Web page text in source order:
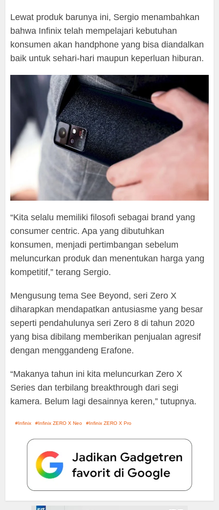
Lewat produk barunya ini, Sergio menambahkan
bahwa Infinix telah mempelajari kebutuhan
konsumen akan handphone yang bisa diandalkan
baik untuk sehari-hari maupun keperluan hiburan.
“Kita selalu memiliki filosofi sebagai brand yang
consumer centric. Apa yang dibutuhkan
konsumen, menjadi pertimbangan sebelum
meluncurkan produk dan menentukan harga yang
kompetitif,” terang Sergio.
Mengusung tema See Beyond, seri Zero X
diharapkan mendapatkan antusiasme yang besar
seperti pendahulunya seri Zero 8 di tahun 2020
yang bisa dibilang memberikan penjualan agresif
dengan menggandeng Erafone.
“Makanya tahun ini kita meluncurkan Zero X
Series dan terbilang breakthrough dari segi
kamera. Belum lagi desainnya keren,” tutupnya.
Infinix Infinix ZERO X Neo Infinix ZERO X Pro